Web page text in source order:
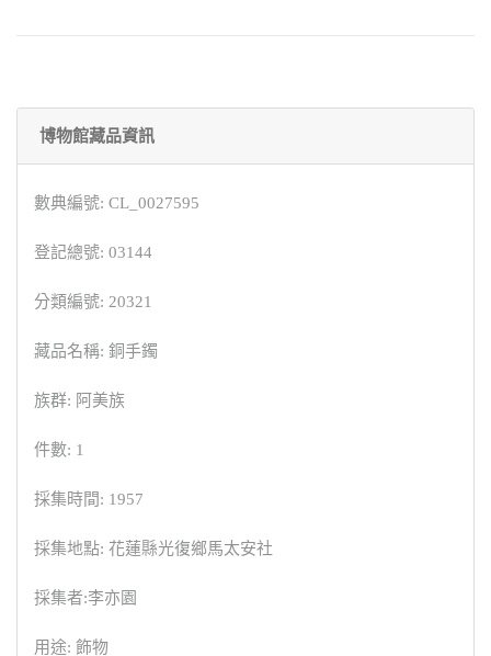
博物館藏品資訊
數典編號: CL_0027595
登記總號: 03144
分類編號: 20321
藏品名稱: 銅手鐲
族群: 阿美族
件數: 1
採集時間: 1957
採集地點: 花蓮縣光復鄉馬太安社
採集者:李亦園
用途: 飾物